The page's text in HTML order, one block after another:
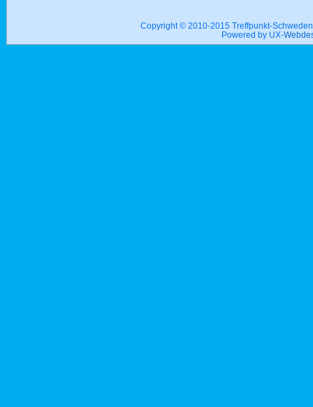
Copyright © 2010-2015 Treffpunkt-
Powered by UX-